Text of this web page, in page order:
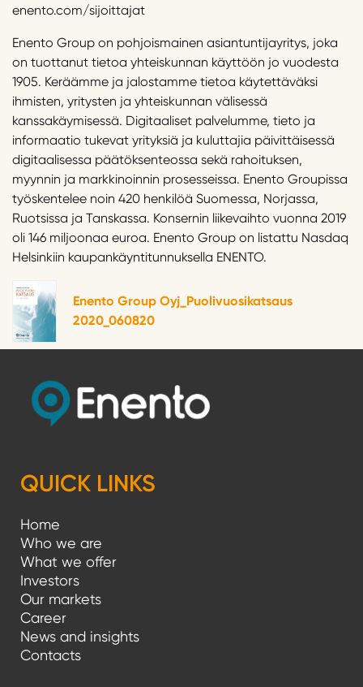
enento.com/sijoittajat
Enento Group on pohjoismainen asiantuntijayritys, joka
on tuottanut tietoa yhteiskunnan käyttöön jo vuodesta
1905. Keräämme ja jalostamme tietoa käytettäväksi
ihmisten, yritysten ja yhteiskunnan välisessä
kanssakäymisessä. Digitaaliset palvelumme, tieto ja
informaatio tukevat yrityksiä ja kuluttajia päivittäisessä
digitaalisessa päätöksenteossa sekä rahoituksen,
myynnin ja markkinoinnin prosesseissa. Enento Groupissa
työskentelee noin 420 henkilöä Suomessa, Norjassa,
Ruotsissa ja Tanskassa. Konsernin liikevaihto vuonna 2019
oli 146 miljoonaa euroa. Enento Group on listattu Nasdaq
Helsinkiin kaupankäyntitunnuksella ENENTO.
Enento Group Oyj_Puolivuosikatsaus
2020_060820
QUICK LINKS
Home
Who we are
What we offer
Investors
Our markets
Career
News and insights
Contacts